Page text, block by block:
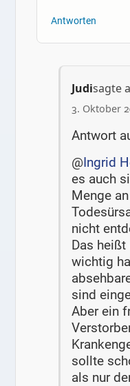
Antworten
Judisagte
3. Oktober
Antwort
@Ingrid
es auch
Menge
nicht
Das
wichtig
sind
Aber ein
sollte
als nur